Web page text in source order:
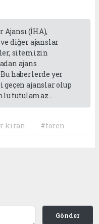
Ajansı (İHA),
diğer ajanslar
sitemizin
ajans
haberlerde yer
ajanslar olup
tutulamaz...
kıran #tören
Gönder